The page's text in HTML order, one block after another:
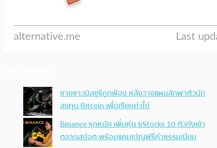
ชายชาวมิสซูรีถูกฟ้อง หลังวางแผนลักพาตัวนัก
ลงทุน Bitcoin เพื่อเรียกค่าไถ่
Binance รุกหนัก เพิ่มหุ้น bStocks 10 ตัวดังเข้า
ตลาดสปอต พร้อมแคมเปญฟรีค่าธรรมเนียม